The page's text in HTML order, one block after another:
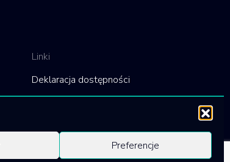
Preferencje
Linki
Deklaracja dostępności